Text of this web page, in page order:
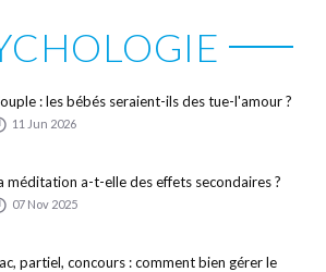
: les bébés seraient-ils des tue-l'amour ?
11 Jun 2026
méditation a-t-elle des effets secondaires ?
07 Nov 2025
partiel, concours : comment bien gérer le